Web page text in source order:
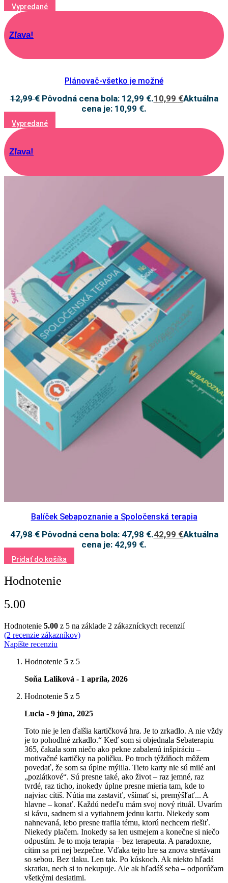
Vypredané
Zľava!
Plánovač-všetko je možné
12,99€ Pôvodná cena bola: 12,99 €.10,99 €Aktuálna
cena je: 10,99 €.
Vypredané
Zľava!
Balíček Sebapoznanie a Spoločenská terapia
47,98€ Pôvodná cena bola: 47,98 €.42,99 €Aktuálna
cena je: 42,99 €.
Pridať do košíka
Hodnotenie
5.00
Hodnotenie 5.00 z 5 na základe 2 zákazníckych recenzií
(2 recenzie zákazníkov)
Napíšte recenziu
Hodnotenie 5 z 5
Soňa Laliková - 1 apríla, 2026
Hodnotenie 5 z 5
Lucia - 9 júna, 2025
Toto nie je len ďalšia kartičková hra. Je to zrkadlo. A nie vždy
je to pohodlné zrkadlo.“ Keď som si objednala Sebaterapiu
365, čakala som niečo ako pekne zabalenú inšpiráciu –
motivačné kartičky na poličku. Po troch týždňoch môžem
povedať, že som sa úplne mýlila. Tieto karty nie sú milé ani
„pozlátkové“. Sú presne také, ako život – raz jemné, raz
tvrdé, raz ticho, inokedy úplne presne mieria tam, kde to
najviac cítiš. Nútia ma zastaviť, všímať si, premýšľať... A
hlavne – konať. Každú nedeľu mám svoj nový rituál. Uvarím
si kávu, sadnem si a vytiahnem jednu kartu. Niekedy som
nahnevaná, lebo presne trafila tému, ktorú nechcem riešiť.
Niekedy plačem. Inokedy sa len usmejem a konečne si niečo
odpustím. Je to moja terapia – bez terapeuta. A paradoxne,
cítim sa pri nej bezpečne. Vďaka tejto hre sa znova stretávam
so sebou. Bez tlaku. Len tak. Po kúskoch. Ak niekto hľadá
skratku, nech si to nekupuje. Ale ak hľadáš seba – odporúčam
všetkými desiatimi.